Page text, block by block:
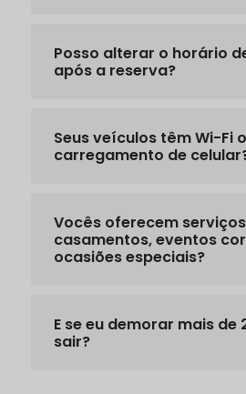
Posso alterar o horário
após a reserva?
Seus veículos têm Wi-Fi
carregamento de
Vocês oferecem
casamentos, eventos
ocasiões especiais?
E se eu demorar mais de
sair?